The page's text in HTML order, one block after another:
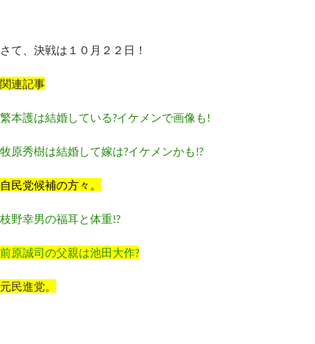
さて、決戦は１０月２２日！
関連記事
繁本護は結婚している?イケメンで画像も!
牧原秀樹は結婚して嫁は?イケメンかも!?
自民党候補の方々。
枝野幸男の福耳と体重!?
前原誠司の父親は池田大作?
元民進党。